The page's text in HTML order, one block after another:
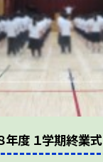
年度 １学期終業式